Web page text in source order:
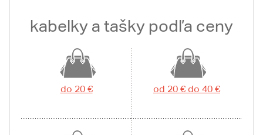
kabelky a tašky podľa ceny
do 20 € od 20 € do 40 €